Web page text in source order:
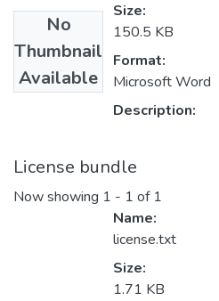
No
Thumbnail
Available
Size:
150.5 KB
Format:
Microsoft Word
Description:
License bundle
Now showing 1 - 1 of 1
Name:
license.txt
Size:
1.71 KB